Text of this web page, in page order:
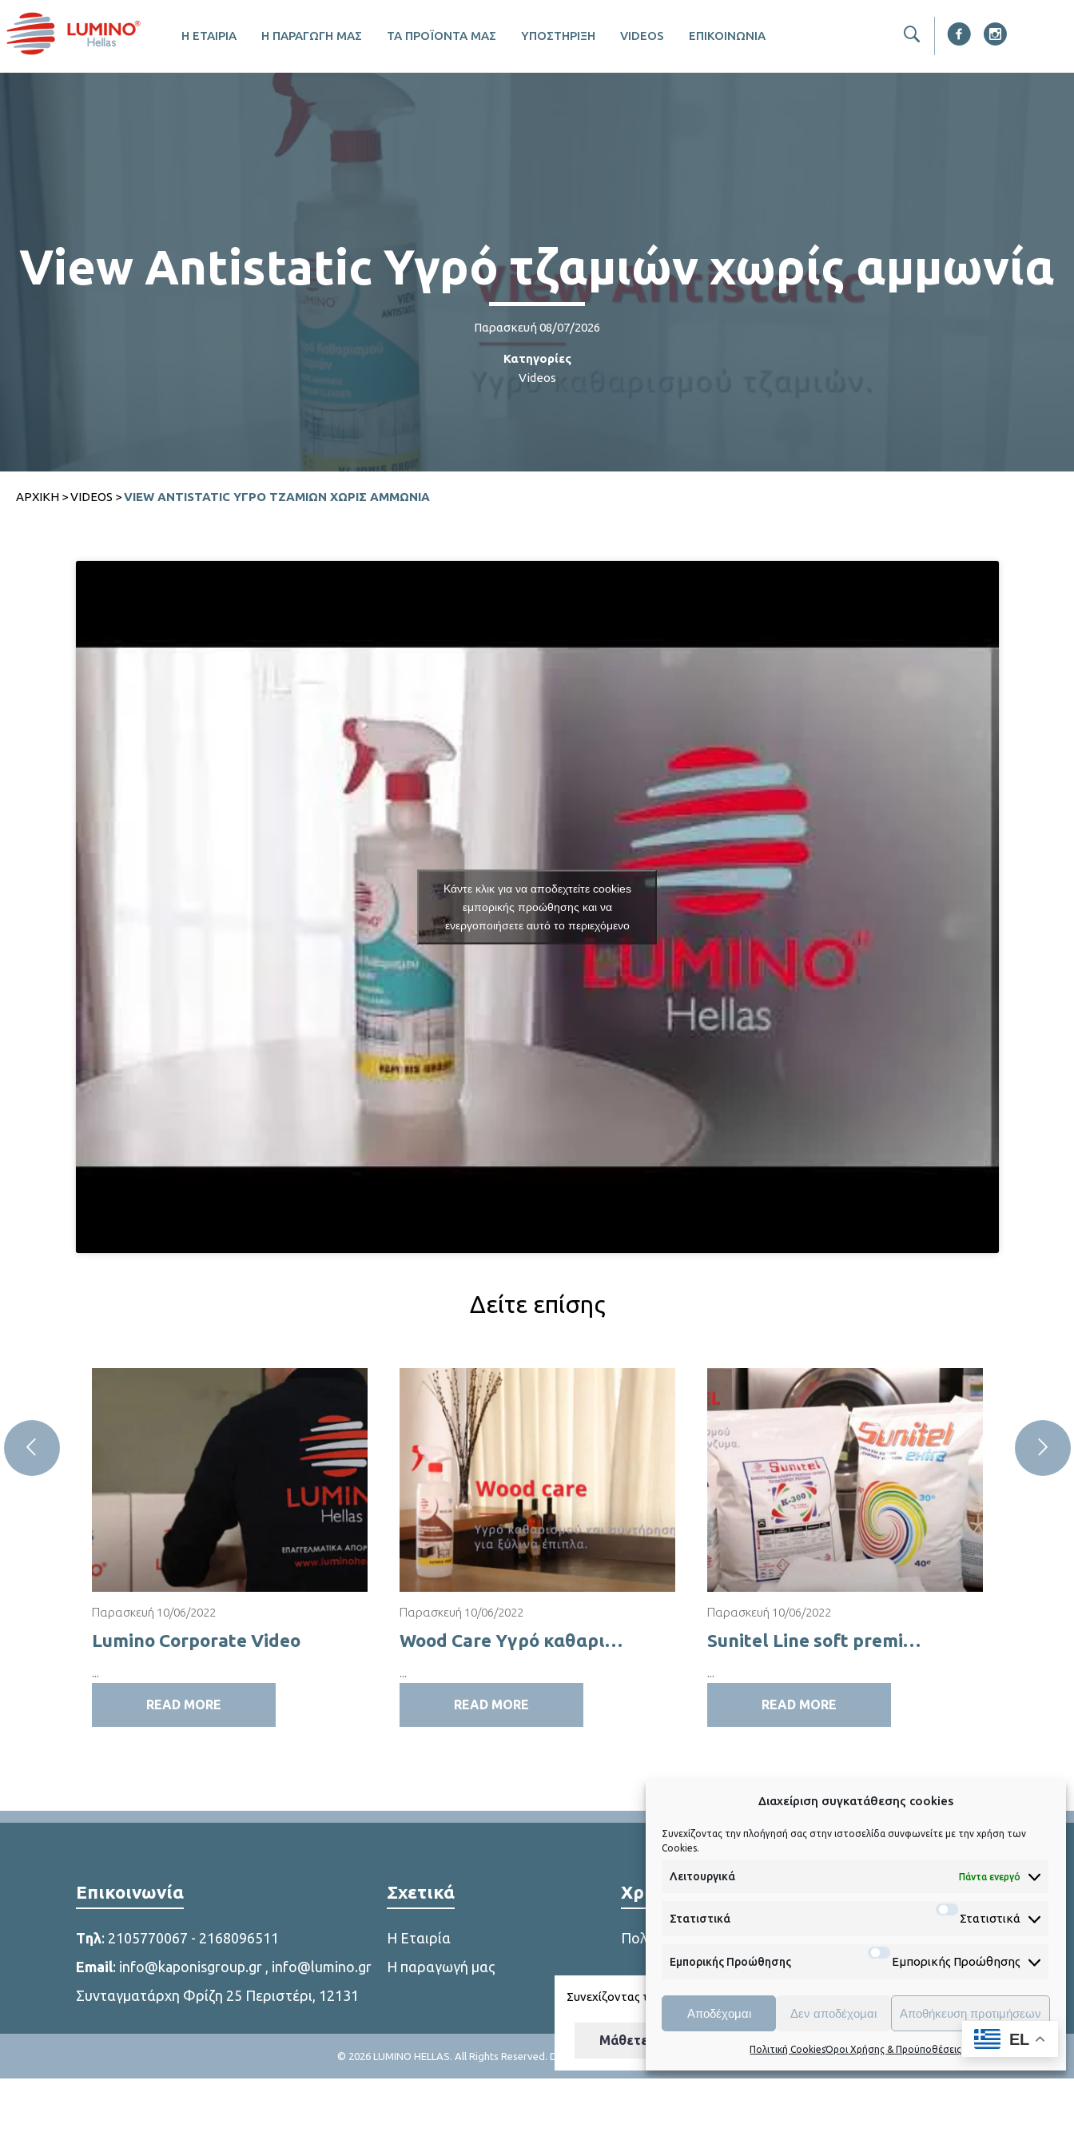
Συνεχίζοντας την πλοήγησή σας στην ιστοσελίδα συνφωνείτε με την χρήση των Cookies.
Μάθετε περισσότερα
Διαχείριση συγκατάθεσης cookies
Συνεχίζοντας την πλοήγησή σας στην ιστοσελίδα συνφωνείτε με την χρήση των
Cookies.
Λειτουργικά Πάντα ενεργό
Στατιστικά Στατιστικά
Εμπορικής Προώθησης Εμπορικής Προώθησης
Αποδέχομαι Δεν αποδέχομαι Αποθήκευση προτιμήσεων
Πολιτική CookiesΌροι Χρήσης & Προϋποθέσεις
Η ΕΤΑΙΡΙΑ Η ΠΑΡΑΓΩΓΗ ΜΑΣ ΤΑ ΠΡΟΪΟΝΤΑ ΜΑΣ ΥΠΟΣΤΗΡΙΞΗ VIDEOS ΕΠΙΚΟΙΝΩΝΙΑ
View Antistatic Υγρό τζαμιών χωρίς αμμωνία
Παρασκευή 08/07/2026
Κατηγορίες
Videos
ΑΡΧΙΚΉ >VIDEOS >VIEW ANTISTATIC ΥΓΡΌ ΤΖΑΜΙΏΝ ΧΩΡΊΣ ΑΜΜΩΝΊΑ
Κάντε κλικ για να αποδεχτείτε cookies
εμπορικής προώθησης και να
ενεργοποιήσετε αυτό το περιεχόμενο
Δείτε επίσης
Παρασκευή 10/06/2022
Lumino Corporate Video
...
READ MORE
Παρασκευή 10/06/2022
Wood Care Υγρό καθαρισμού και Συντήρησης ξύλινων επίπλων
...
READ MORE
Παρασκευή 10/06/2022
Sunitel Line soft premium Απορρυπαντικά επαγγελματικού ιματισμού
...
READ MORE
Επικοινωνία
Tηλ: 2105770067 - 2168096511
Email: info@kaponisgroup.gr, info@lumino.gr
Συνταγματάρχη Φρίζη 25 Περιστέρι, 12131
Σχετικά
Η Εταιρία
Η παραγωγή μας
Χρήσιμα Link
Πολιτική Cookies
© 2026 LUMINO HELLAS. All Rights Reserved. Design and Development by
EL